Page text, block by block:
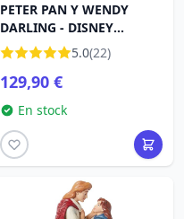
PETER PAN Y WENDY
DARLING - DISNEY
SHOWCASE 5.0(22)
129,90 €
En stock